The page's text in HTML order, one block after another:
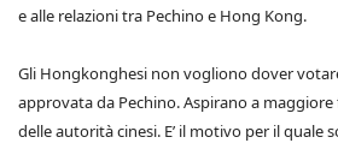
e alle relazioni tra Pechino e Hong Kong.
Gli Hongkonghesi non vogliono dover
approvata da Pechino. Aspirano a
delle autorità cinesi. E’ il motivo per il quale